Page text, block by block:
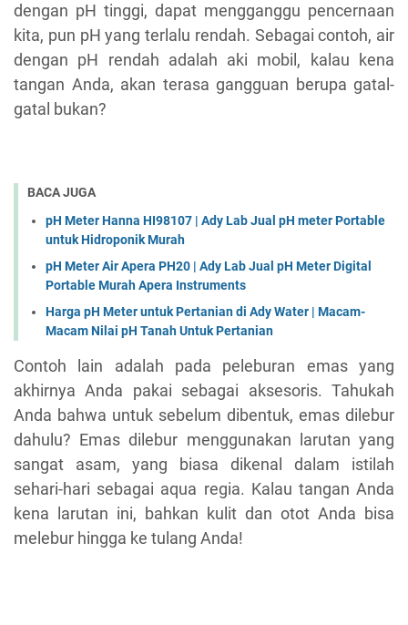
dengan pH tinggi, dapat mengganggu pencernaan
kita, pun pH yang terlalu rendah. Sebagai contoh, air
dengan pH rendah adalah aki mobil, kalau kena
tangan Anda, akan terasa gangguan berupa gatal-
gatal bukan?
BACA JUGA
pH Meter Hanna HI98107 | Ady Lab Jual pH meter Portable
untuk Hidroponik Murah
pH Meter Air Apera PH20 | Ady Lab Jual pH Meter Digital
Portable Murah Apera Instruments
Harga pH Meter untuk Pertanian di Ady Water | Macam-
Macam Nilai pH Tanah Untuk Pertanian
Contoh lain adalah pada peleburan emas yang
akhirnya Anda pakai sebagai aksesoris. Tahukah
Anda bahwa untuk sebelum dibentuk, emas dilebur
dahulu? Emas dilebur menggunakan larutan yang
sangat asam, yang biasa dikenal dalam istilah
sehari-hari sebagai aqua regia. Kalau tangan Anda
kena larutan ini, bahkan kulit dan otot Anda bisa
melebur hingga ke tulang Anda!